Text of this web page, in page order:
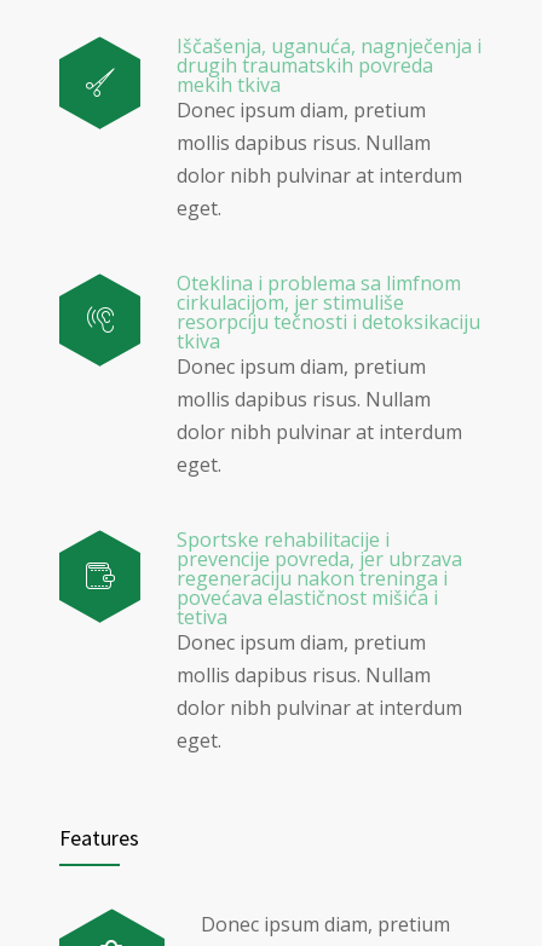
Iščašenja, uganuća, nagnječenja i
drugih traumatskih povreda
mekih tkiva
Donec ipsum diam, pretium
mollis dapibus risus. Nullam
dolor nibh pulvinar at interdum
eget.
Oteklina i problema sa limfnom
cirkulacijom, jer stimuliše
resorpciju tečnosti i detoksikaciju
tkiva
Donec ipsum diam, pretium
mollis dapibus risus. Nullam
dolor nibh pulvinar at interdum
eget.
Sportske rehabilitacije i
prevencije povreda, jer ubrzava
regeneraciju nakon treninga i
povećava elastičnost mišića i
tetiva
Donec ipsum diam, pretium
mollis dapibus risus. Nullam
dolor nibh pulvinar at interdum
eget.
Features
Donec ipsum diam, pretium